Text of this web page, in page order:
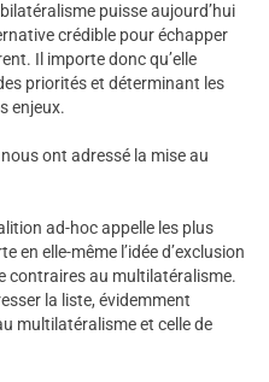
puisse aujourd’hui
crédible pour échapper
Il importe donc qu’elle
priorités et déterminant les
enjeux.
ont adressé la mise au
ad-hoc appelle les plus
en elle-même l’idée d’exclusion
contraires au multilatéralisme.
la liste, évidemment
multilatéralisme et celle de